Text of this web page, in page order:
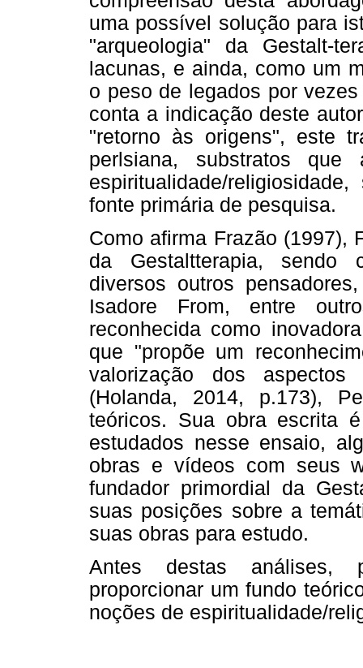
uma possível solução para
"arqueologia" da Gestalt-
lacunas, e ainda, como um
o peso de legados por
conta a indicação deste
"retorno às origens", este
perlsiana, substratos
espiritualidade/
fonte primária de pesquisa.
Como afirma Frazão (1997),
da Gestaltterapia, sendo
diversos outros
Isadore From, entre
reconhecida como
que "propõe um
valorização dos
(Holanda, 2014, p.173),
teóricos. Sua obra escrita
estudados nesse ensaio,
obras e vídeos com seus
fundador primordial da
suas posições sobre a
suas obras para estudo.
Antes destas análises,
proporcionar um fundo
noções de espiritualidade/